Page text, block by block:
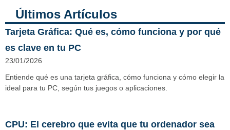
Últimos Artículos
Tarjeta Gráfica: Qué es, cómo funciona y por qué
es clave en tu PC
23/01/2026
Entiende qué es una tarjeta gráfica, cómo funciona y cómo elegir la
ideal para tu PC, según tus juegos o aplicaciones.
CPU: El cerebro que evita que tu ordenador sea